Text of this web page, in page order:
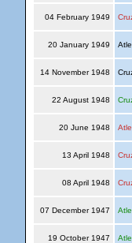
04 February 1949
20 January 1949
14 November 1948
22 August 1948
20 June 1948
13 April 1948
08 April 1948
07 December 1947
19 October 1947